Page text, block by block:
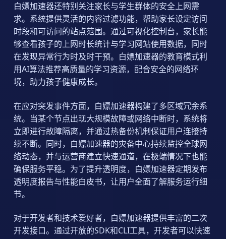
白嫖加速器还特别关注家长与学生群体的安全上网需
求。系统提供灵活的内容过滤功能，帮助家长设定访问
时段和可访问的站点范围。通过可视化控制台，家长能
够查看孩子的上网时长统计与学习网站使用数据，同时
在发现异常行为时及时干预。白嫖加速器的教育模式利
用AI算法推荐高质量的学习资源，配合安全的网络环
境，助力孩子健康成长。
在应对突发事件方面，白嫖加速器构建了多区域冗余系
统。当某个节点出现大规模故障或网络中断时，系统将
立即进行故障隔离，并通过热备份机制保证用户连接持
续不断。同时，白嫖加速器的灾备中心持续监控全球网
络动态，并与运营商建立快速通道，在极端情况下也能
确保服务平稳。为了提升透明度，白嫖加速器定期发布
透明度报告与性能白皮书，让用户全面了解服务运行细
节。
对于开发者和技术爱好者，白嫖加速器提供丰富的二次
开发接口。通过开放的SDK和CLI工具，开发者可以快速